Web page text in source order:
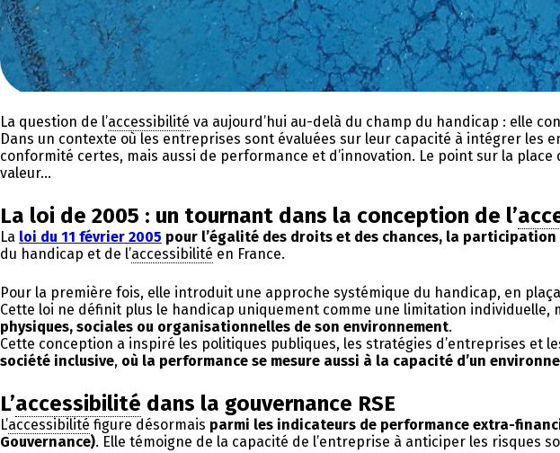
La question de l’accessibilité va aujourd’hui au-delà du champ du handicap : elle
Dans un contexte où les entreprises sont évaluées sur leur capacité à intégrer les
conformité certes, mais aussi de performance et d’innovation. Le point sur la place
valeur…
La loi de 2005 : un tournant dans la conception de l’
La loi du 11 février 2005 pour l’égalité des droits et des chances, la
du handicap et de l’accessibilité en France.
Pour la première fois, elle introduit une approche systémique du handicap, en
Cette loi ne définit plus le handicap uniquement comme une limitation individuelle,
physiques, sociales ou organisationnelles de son environnement.
Cette conception a inspiré les politiques publiques, les stratégies d’entreprises et
société inclusive, où la performance se mesure aussi à la capacité d’un
L’accessibilité dans la gouvernance RSE
L’accessibilité figure désormais parmi les indicateurs de performance extra-
Gouvernance). Elle témoigne de la capacité de l’entreprise à anticiper les risques